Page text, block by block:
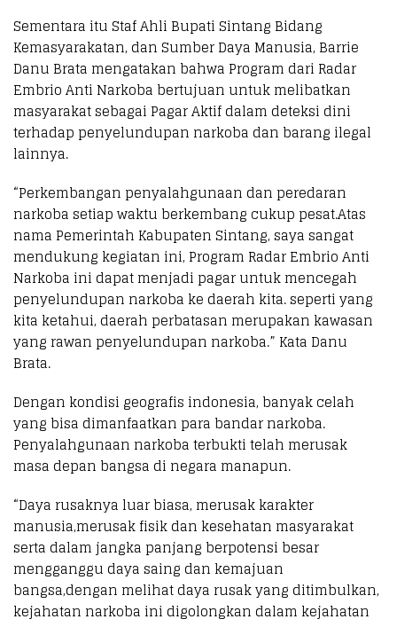
Sementara itu Staf Ahli Bupati Sintang Bidang
Kemasyarakatan, dan Sumber Daya Manusia, Barrie
Danu Brata mengatakan bahwa Program dari Radar
Embrio Anti Narkoba bertujuan untuk melibatkan
masyarakat sebagai Pagar Aktif dalam deteksi dini
terhadap penyelundupan narkoba dan barang ilegal
lainnya.
“Perkembangan penyalahgunaan dan peredaran
narkoba setiap waktu berkembang cukup pesat.Atas
nama Pemerintah Kabupaten Sintang, saya sangat
mendukung kegiatan ini, Program Radar Embrio Anti
Narkoba ini dapat menjadi pagar untuk mencegah
penyelundupan narkoba ke daerah kita. seperti yang
kita ketahui, daerah perbatasan merupakan kawasan
yang rawan penyelundupan narkoba.” Kata Danu
Brata.
Dengan kondisi geografis indonesia, banyak celah
yang bisa dimanfaatkan para bandar narkoba.
Penyalahgunaan narkoba terbukti telah merusak
masa depan bangsa di negara manapun.
“Daya rusaknya luar biasa, merusak karakter
manusia,merusak fisik dan kesehatan masyarakat
serta dalam jangka panjang berpotensi besar
mengganggu daya saing dan kemajuan
bangsa,dengan melihat daya rusak yang ditimbulkan,
kejahatan narkoba ini digolongkan dalam kejahatan